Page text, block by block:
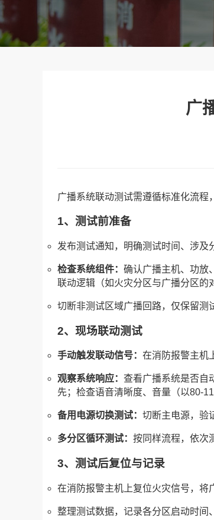
广
广播系统联动测试需遵循标准化流程
1、测试前准备
发布测试通知，明确测试时间、涉及
检查系统组件： 确认广播主机、功放
联动逻辑（如火灾分区与广播分区的
切断非测试区域广播回路，仅保留测
2、现场联动测试
手动触发联动信号： 在消防报警主机
观察系统响应： 查看广播系统是否自
先；检查语音清晰度、音量（以80-
备用电源切换测试： 切断主电源，验
多分区循环测试： 按同样流程，依次
3、测试后复位与记录
在消防报警主机上复位火灾信号，将
整理测试数据，记录各分区启动时间